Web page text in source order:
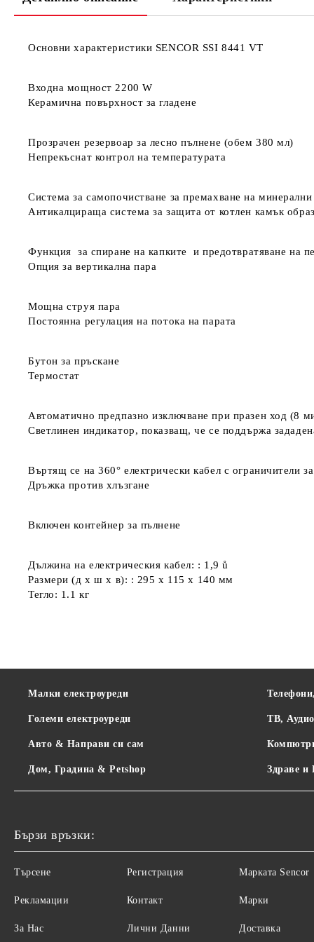
Основни характеристики SENCOR SSI 8441 VT
Входна мощност 2200 W
Керамична повърхност за гладене
Прозрачен резервоар за лесно пълнене (обем 380 мл)
Непрекъснат контрол на температурата
Система за самопочистване за премахване на минерални
Антикалцираща система за защита от котлен камък
Функция за спиране на капките и предотвратяване на
Опция за вертикална пара
Мощна струя пара
Постоянна регулация на потока на парата
Бутон за пръскане
Термостат
Автоматично предпазно изключване при празен ход (8
Светлинен индикатор, показващ, че се поддържа
Въртящ се на 360° електрически кабел с ограничители
Дръжка против хлъзгане
Включен контейнер за пълнене
Дължина на електрическия кабел: : 1,9 ů
Размери (д x ш x в): : 295 x 115 x 140 мм
Тегло: 1.1 кг
Малки електроуреди
Големи електроуреди
Авто & Направи си сам
Дом, Градина & Petshop
ТВ,
Здраве и
Бързи връзки:
Търсене
Рекламации
За Нас
Регистрация
Контакт
Лични Данни
Maрката Sencor
Марки
Доставка